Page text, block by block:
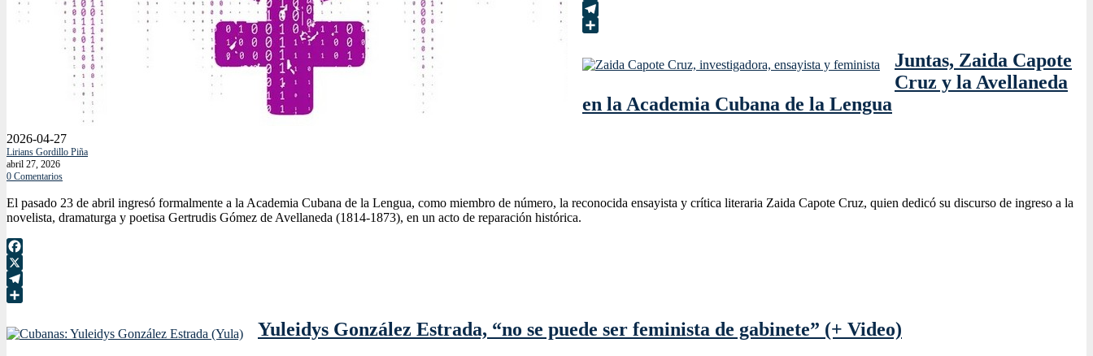
X
Telegram
Juntas, Zaida Capote
Cruz y la Avellaneda
en la Academia Cubana de la Lengua
2026-04-27
Lirians Gordillo Piña
abril 27, 2026
0 Comentarios
El pasado 23 de abril ingresó formalmente a la Academia Cubana de la Lengua, como miembro de número, la reconocida ensayista y crítica literaria Zaida Capote Cruz, quien dedicó su discurso de ingreso a la
novelista, dramaturga y poetisa Gertrudis Gómez de Avellaneda (1814-1873), en un acto de reparación histórica.
Facebook
X
Telegram
Yuleidys González Estrada, “no se puede ser feminista de gabinete” (+ Video)